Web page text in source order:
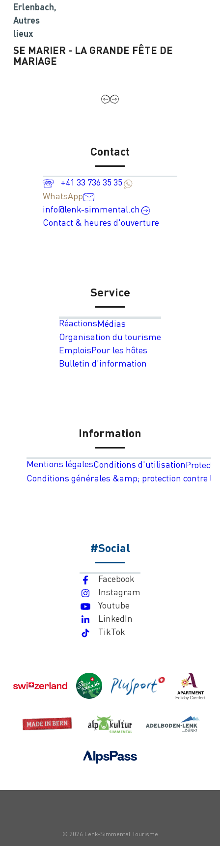
Erlenbach,
Autres
lieux
SE MARIER - LA GRANDE FÊTE DE
MARIAGE
Contact
+41 33 736 35 35
WhatsApp
info@lenk-simmental.ch
Contact & heures d'ouverture
Service
RéactionsMédias
Organisation du tourisme
EmploisPour les hôtes
Bulletin d'information
Information
Mentions légalesConditions d'utilisation
Conditions générales &amp; protection contre
#Social
Facebook
Instagram
Youtube
LinkedIn
TikTok
© 2026 Lenk-Simmental Tourisme